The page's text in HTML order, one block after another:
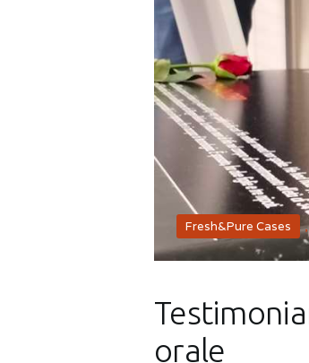
Fresh&Pure Cases
orale